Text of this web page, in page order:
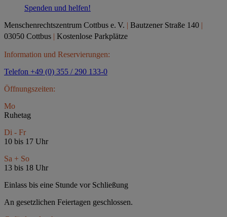
Spenden und helfen!
Menschenrechtszentrum Cottbus e. V. | Bautzener Straße 140 |
03050 Cottbus | Kostenlose Parkplätze
Information und Reservierungen:
Telefon +49 (0) 355 / 290 133-0
Öffnungszeiten:
Mo
Ruhetag
Di - Fr
10 bis 17 Uhr
Sa + So
13 bis 18 Uhr
Einlass bis eine Stunde vor Schließung
An gesetzlichen Feiertagen geschlossen.